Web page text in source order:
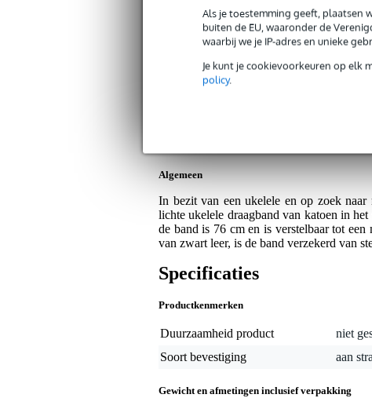
Als je toestemming geeft, plaatsen
buiten de EU, waaronder de
waarbij we je IP-adres en unieke
Je kunt je cookievoorkeuren op elk
policy.
Productinformatie Reviews
Cascha HH 2285 ukelele draagband
Servicebelofte
Algemeen
In bezit van een ukelele en op zoek
lichte ukelele draagband van katoen in
de band is 76 cm en is verstelbaar tot
van zwart leer, is de band verzekerd van
Specificaties
Productkenmerken
Duurzaamheid product
niet
Soort bevestiging
aan
Gewicht en afmetingen inclusief verpakking